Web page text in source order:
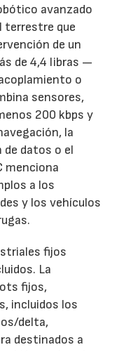
avanzado
terrestre que
de un
de 4,4 libras —
o
sensores,
200 kbps y
la
de datos o el
menciona
a los
y los vehículos
fijos
La
fijos,
incluidos los
delta,
destinados a